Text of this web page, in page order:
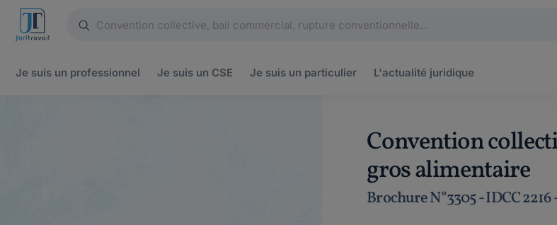
Je suis un professionnel Je suis un CSE Je suis un particulier L'actualité juridique
Convention
gros alimentaire
Brochure N°3305 - IDCC